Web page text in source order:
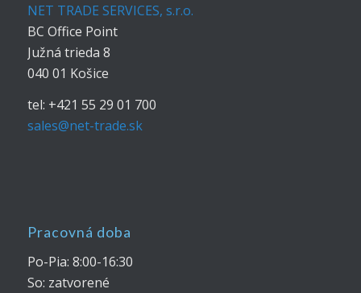
NET TRADE SERVICES, s.r.o.
BC Office Point
Južná trieda 8
040 01 Košice
tel: +421 55 29 01 700
sales@net-trade.sk
Pracovná doba
Po-Pia: 8:00-16:30
So: zatvorené